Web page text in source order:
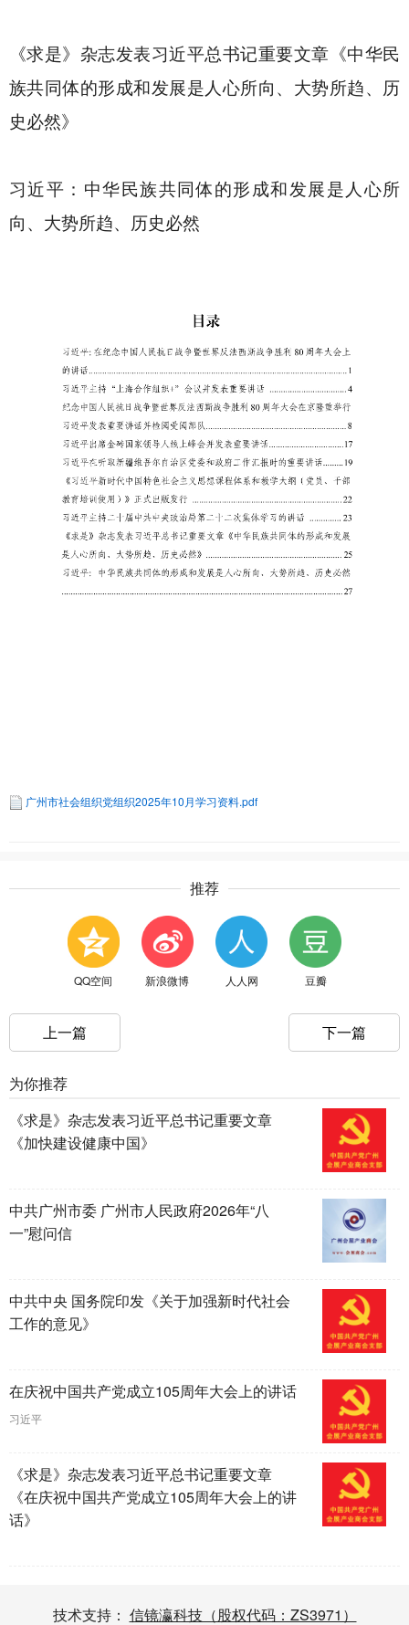
《求是》杂志发表习近平总书记重要文章《中华民
族共同体的形成和发展是人心所向、大势所趋、历
史必然》
习近平：中华民族共同体的形成和发展是人心所
向、大势所趋、历史必然
广州市社会组织党组织2025年10月学习资料.pdf
推荐
QQ空间 新浪微博 人人网 豆瓣
上一篇 下一篇
为你推荐
《求是》杂志发表习近平总书记重要文章
《加快建设健康中国》
中共广州市委 广州市人民政府2026年“八
一”慰问信
中共中央 国务院印发《关于加强新时代社会
工作的意见》
在庆祝中国共产党成立105周年大会上的讲话
习近平
《求是》杂志发表习近平总书记重要文章
《在庆祝中国共产党成立105周年大会上的讲
话》
技术支持： 信镜瀛科技（股权代码：ZS3971）